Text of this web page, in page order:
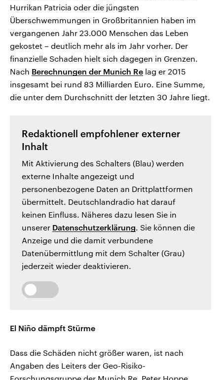
Hurrikan Patricia oder die jüngsten
Überschwemmungen in Großbritannien haben im
vergangenen Jahr 23.000 Menschen das Leben
gekostet – deutlich mehr als im Jahr vorher. Der
finanzielle Schaden hielt sich dagegen in Grenzen.
Nach Berechnungen der Munich Re lag er 2015
insgesamt bei rund 83 Milliarden Euro. Eine Summe,
die unter dem Durchschnitt der letzten 30 Jahre liegt.
Redaktionell empfohlener externer
Inhalt
Mit Aktivierung des Schalters (Blau) werden
externe Inhalte angezeigt und
personenbezogene Daten an Drittplattformen
übermittelt. Deutschlandradio hat darauf
keinen Einfluss. Näheres dazu lesen Sie in
unserer Datenschutzerklärung. Sie können die
Anzeige und die damit verbundene
Datenübermittlung mit dem Schalter (Grau)
jederzeit wieder deaktivieren.
El Niño dämpft Stürme
Dass die Schäden nicht größer waren, ist nach
Angaben des Leiters der Geo-Risiko-